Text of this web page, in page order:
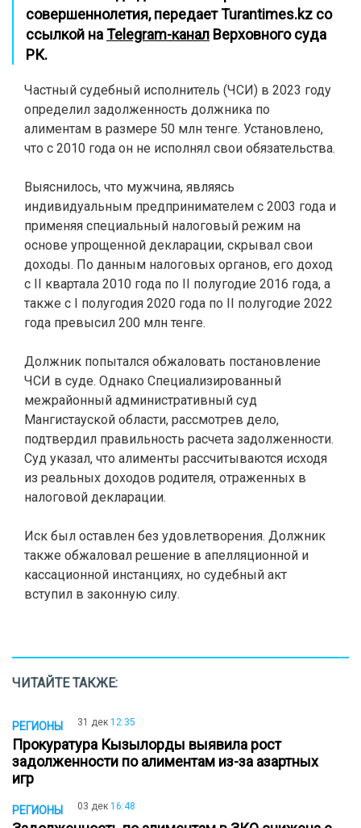
совершеннолетия, передаетTurantimes.kz со
ссылкой наTelegram-канал Верховного суда
РК.
Частный судебный исполнитель (ЧСИ) в 2023 году
определил задолженность должника по
алиментам в размере 50 млн тенге. Установлено,
что с 2010 года он не исполнял свои обязательства.
Выяснилось, что мужчина, являясь
индивидуальным предпринимателем с 2003 года и
применяя специальный налоговый режим на
основе упрощенной декларации, скрывал свои
доходы. По данным налоговых органов, его доход
с II квартала 2010 года по II полугодие 2016 года, а
также с I полугодия 2020 года по II полугодие 2022
года превысил 200 млн тенге.
Должник попытался обжаловать постановление
ЧСИ в суде. Однако Специализированный
межрайонный административный суд
Мангистауской области, рассмотрев дело,
подтвердил правильность расчета задолженности.
Суд указал, что алименты рассчитываются исходя
из реальных доходов родителя, отраженных в
налоговой декларации.
Иск был оставлен без удовлетворения. Должник
также обжаловал решение в апелляционной и
кассационной инстанциях, но судебный акт
вступил в законную силу.
ЧИТАЙТЕ ТАКЖЕ:
РЕГИОНЫ 31 дек 12:35
Прокуратура Кызылорды выявила рост
задолженности по алиментам из-за азартных
игр
РЕГИОНЫ 03 дек 16:48